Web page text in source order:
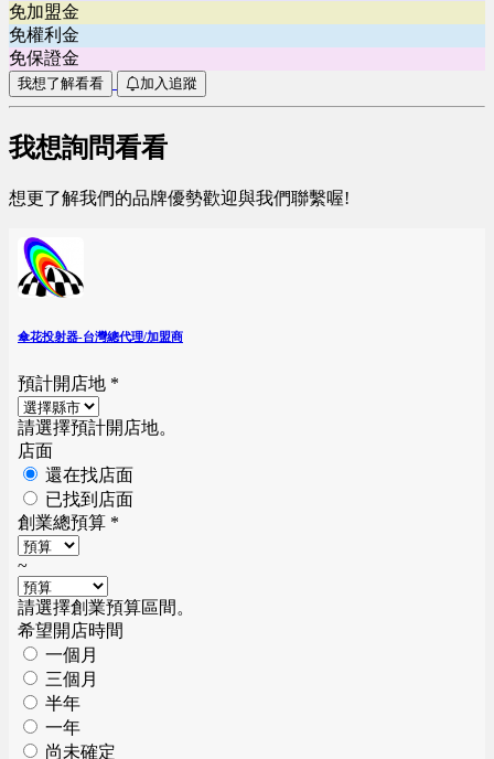
免加盟金
免權利金
免保證金
我想了解看看 加入追蹤
我想詢問看看
想更了解我們的品牌優勢歡迎與我們聯繫喔!